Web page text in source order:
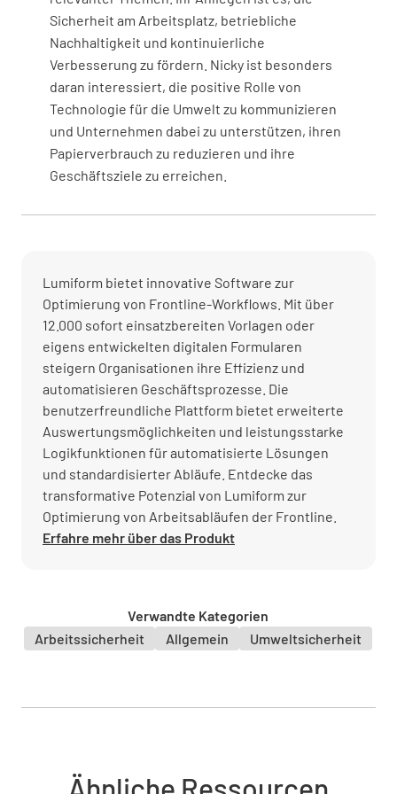
Sicherheit am Arbeitsplatz, betriebliche
Nachhaltigkeit und kontinuierliche
Verbesserung zu fördern. Nicky ist besonders
daran interessiert, die positive Rolle von
Technologie für die Umwelt zu kommunizieren
und Unternehmen dabei zu unterstützen, ihren
Papierverbrauch zu reduzieren und ihre
Geschäftsziele zu erreichen.
Lumiform bietet innovative Software zur
Optimierung von Frontline-Workflows. Mit über
12.000 sofort einsatzbereiten Vorlagen oder
eigens entwickelten digitalen Formularen
steigern Organisationen ihre Effizienz und
automatisieren Geschäftsprozesse. Die
benutzerfreundliche Plattform bietet erweiterte
Auswertungsmöglichkeiten und leistungsstarke
Logikfunktionen für automatisierte Lösungen
und standardisierter Abläufe. Entdecke das
transformative Potenzial von Lumiform zur
Optimierung von Arbeitsabläufen der Frontline.
Erfahre mehr über das Produkt
Verwandte Kategorien
Arbeitssicherheit
Allgemein Umweltsicherheit